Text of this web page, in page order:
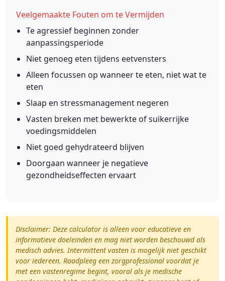
Veelgemaakte Fouten om te Vermijden
Te agressief beginnen zonder
aanpassingsperiode
Niet genoeg eten tijdens eetvensters
Alleen focussen op wanneer te eten, niet wat te
eten
Slaap en stressmanagement negeren
Vasten breken met bewerkte of suikerrijke
voedingsmiddelen
Niet goed gehydrateerd blijven
Doorgaan wanneer je negatieve
gezondheidseffecten ervaart
Disclaimer: Deze calculator is alleen voor educatieve en
informatieve doeleinden en mag niet worden beschouwd als
medisch advies. Intermittent vasten is mogelijk niet geschikt
voor iedereen. Raadpleeg een zorgprofessional voordat je
met een vastenregime begint, vooral als je medische